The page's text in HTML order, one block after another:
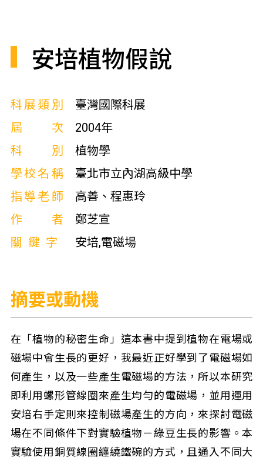
安培植物假說
科展類別
臺灣國際科展
屆次
2004年
科別
植物學
學校名稱
臺北市立內湖高級中學
指導老師
高善、程惠玲
作者
鄭芝宣
關鍵字
安培,電磁場
摘要或動機
在「植物的秘密生命」這本書中提到植物在電場或
磁場中會生長的更好，我最近正好學到了電磁場如
何產生，以及一些產生電磁場的方法，所以本研究
即利用螺形管線圈來產生均勻的電磁場，並用運用
安培右手定則來控制磁場產生的方向，來探討電磁
場在不同條件下對實驗植物－綠豆生長的影響。本
實驗使用銅質線圈纏繞鐵碗的方式，且通入不同大